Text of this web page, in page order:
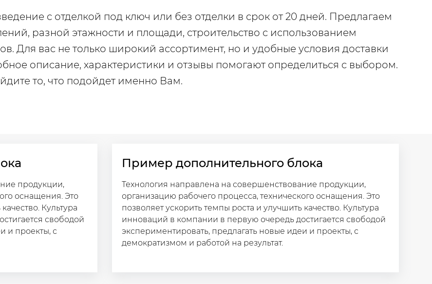
с отделкой под ключ или без отделки в срок от 20 дней. Предлагаем
разной этажности и площади, строительство с использованием
Для вас не только широкий ассортимент, но и удобные условия доставки
описание, характеристики и отзывы помогают определиться с выбором.
то, что подойдет именно Вам.
продукции,
оснащения. Это
Культура
свободой
и проекты, с
Пример дополнительного блока
Технология направлена на совершенствование продукции,
организацию рабочего процесса, технического оснащения. Это
позволяет ускорить темпы роста и улучшить качество. Культура
инноваций в компании в первую очередь достигается свободой
экспериментировать, предлагать новые идеи и проекты, с
демократизмом и работой на результат.